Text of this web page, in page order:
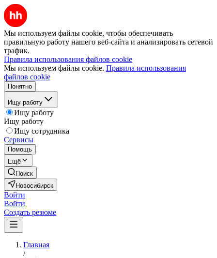
Мы используем файлы cookie, чтобы обеспечивать
правильную работу нашего веб-сайта и анализировать сетевой
трафик.
Правила использования файлов cookie
Мы используем файлы cookie. Правила использования
файлов cookie
Понятно
Ищу работу
Ищу работу
Ищу работу
Ищу сотрудника
Сервисы
Помощь
Ещё
Поиск
Новосибирск
Войти
Войти
Создать резюме
Главная
/